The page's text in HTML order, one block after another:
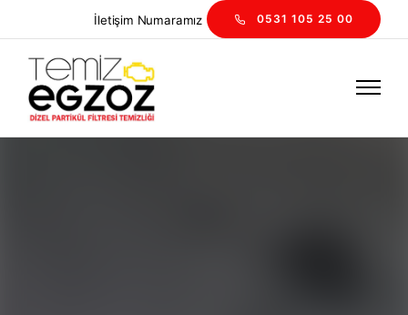
İletişim Numaramız 0531 105 25 00